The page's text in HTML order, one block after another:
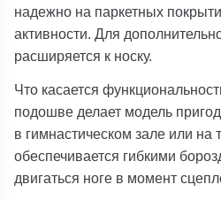
надежно на паркетных
активности. Для
расширяется к носку.
Что касается
подошве делает модель
в гимнастическом зале или на
обеспечивается гибкими
двигаться ноге в момент